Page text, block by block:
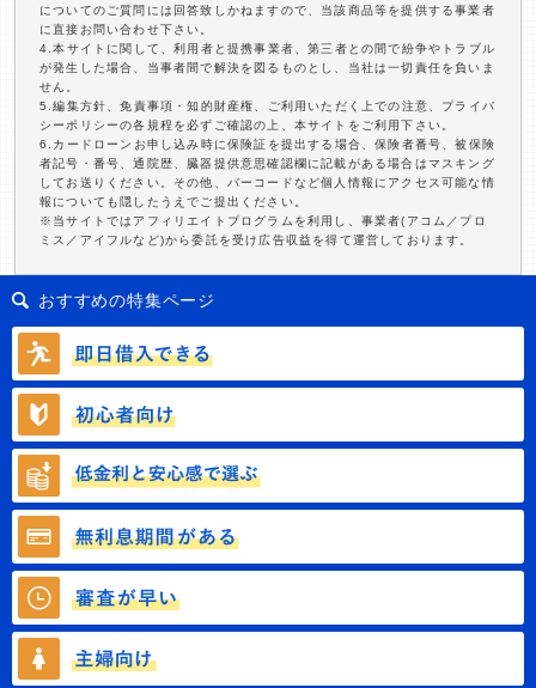
についてのご質問には回答致しかねますので、当該商品等を提供する事業者
に直接お問い合わせ下さい。
4.本サイトに関して、利用者と提携事業者、第三者との間で紛争やトラブル
が発生した場合、当事者間で解決を図るものとし、当社は一切責任を負いま
せん。
5.編集方針、免責事項・知的財産権、ご利用いただく上での注意、プライバ
シーポリシーの各規程を必ずご確認の上、本サイトをご利用下さい。
6.カードローンお申し込み時に保険証を提出する場合、保険者番号、被保険
者記号・番号、通院歴、臓器提供意思確認欄に記載がある場合はマスキング
してお送りください。その他、バーコードなど個人情報にアクセス可能な情
報についても隠したうえでご提出ください。
※当サイトではアフィリエイトプログラムを利用し、事業者(アコム／プロ
ミス／アイフルなど)から委託を受け広告収益を得て運営しております。
おすすめの特集ページ